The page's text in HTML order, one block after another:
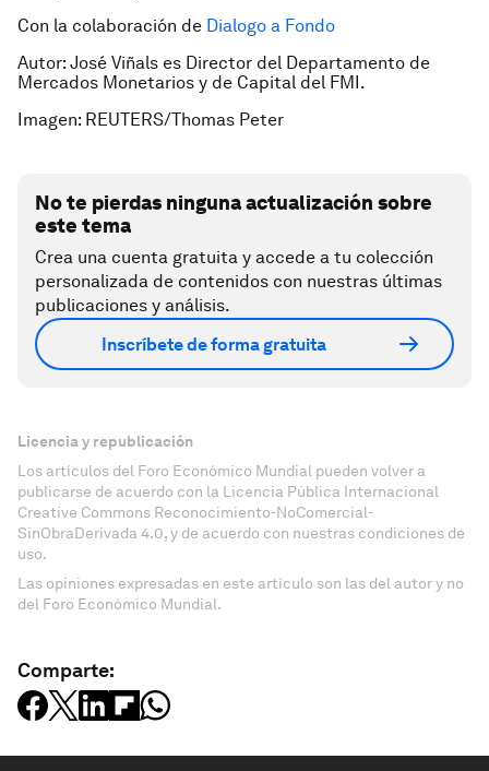
Con la colaboración de Dialogo a Fondo
Autor: José Viñals es Director del Departamento de
Mercados Monetarios y de Capital del FMI.
Imagen: REUTERS/Thomas Peter
No te pierdas ninguna actualización sobre
este tema
Crea una cuenta gratuita y accede a tu colección
personalizada de contenidos con nuestras últimas
publicaciones y análisis.
Inscríbete de forma gratuita
Licencia y republicación
Los artículos del Foro Económico Mundial pueden volver a
publicarse de acuerdo con la Licencia Pública Internacional
Creative Commons Reconocimiento-NoComercial-
SinObraDerivada 4.0, y de acuerdo con nuestras condiciones de
uso.
Las opiniones expresadas en este artículo son las del autor y no
del Foro Económico Mundial.
Comparte: